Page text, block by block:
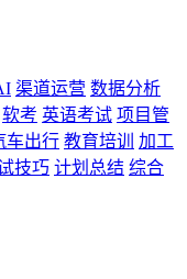
渠道运营 数据分析
软考 英语考试 项目管
车出行 教育培训
加工
技巧 计划总结 综合